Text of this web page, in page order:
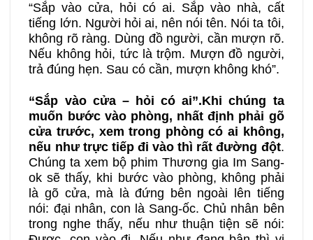
“Sắp vào cửa, hỏi có ai. Sắp vào nhà, cất
tiếng lớn. Người hỏi ai, nên nói tên. Nói ta tôi,
không rõ ràng. Dùng đồ người, cần mượn rõ.
Nếu không hỏi, tức là trộm. Mượn đồ người,
trả đúng hẹn. Sau có cần, mượn không khó”.
“Sắp vào cửa – hỏi có ai”.Khi chúng ta
muốn bước vào phòng, nhất định phải gõ
cửa trước, xem trong phòng có ai không,
nếu như trực tiếp đi vào thì rất đường đột.
Chúng ta xem bộ phim Thương gia Im Sang-
ok sẽ thấy, khi bước vào phòng, không phải
là gõ cửa, mà là đứng bên ngoài lên tiếng
nói: đại nhân, con là Sang-ốc. Chủ nhân bên
trong nghe thấy, nếu như thuận tiện sẽ nói: